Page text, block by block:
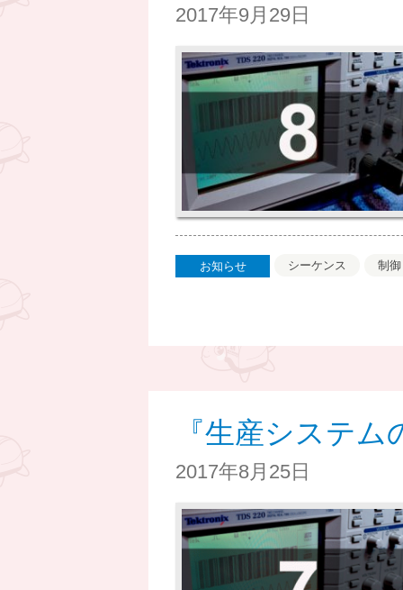
2017年9月29日
お知らせ シーケンス 制御
『生産システ
2017年8月25日